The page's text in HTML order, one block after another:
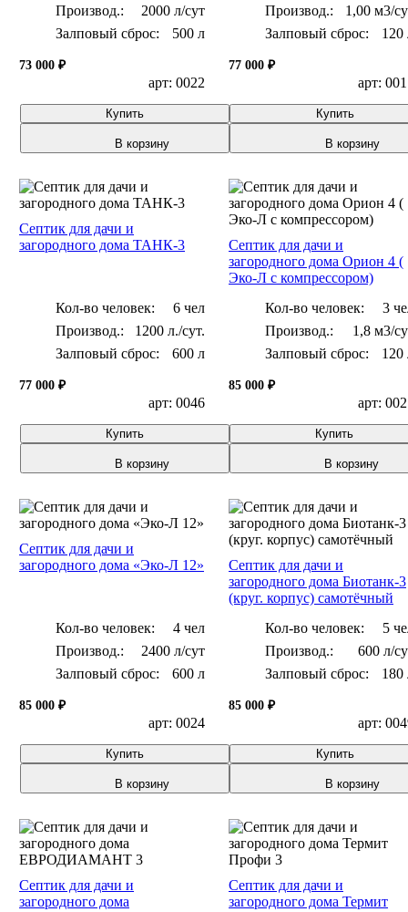
2000 л/сут
Залповый сброс:
500 л
73 000 ₽
арт: 0022
Купить
В корзину
1,00 м3/
Залповый сброс:
120
77 000 ₽
арт:
Купить
В корзину
Септик для дачи и
загородного дома ТАНК-3
Кол-во человек:
6 чел
1200 л./сут.
Залповый сброс:
600 л
77 000 ₽
арт: 0046
Купить
В корзину
Септик для дачи и
загородного дома Орион 4 (
Эко-Л с компрессором)
Кол-во человек:
3
1,8 м3/
Залповый сброс:
120
85 000 ₽
арт:
Купить
В корзину
Септик для дачи и
загородного дома «Эко-Л 12»
Кол-во человек:
4 чел
2400 л/сут
Залповый сброс:
600 л
85 000 ₽
арт: 0024
Купить
В корзину
Септик для дачи и
загородного дома Биотанк-3
(круг. корпус) самотёчный
Кол-во человек:
5
600 л/
Залповый сброс:
180
85 000 ₽
арт:
Купить
В корзину
Септик для дачи и
загородного дома
Септик для дачи и
загородного дома Термит